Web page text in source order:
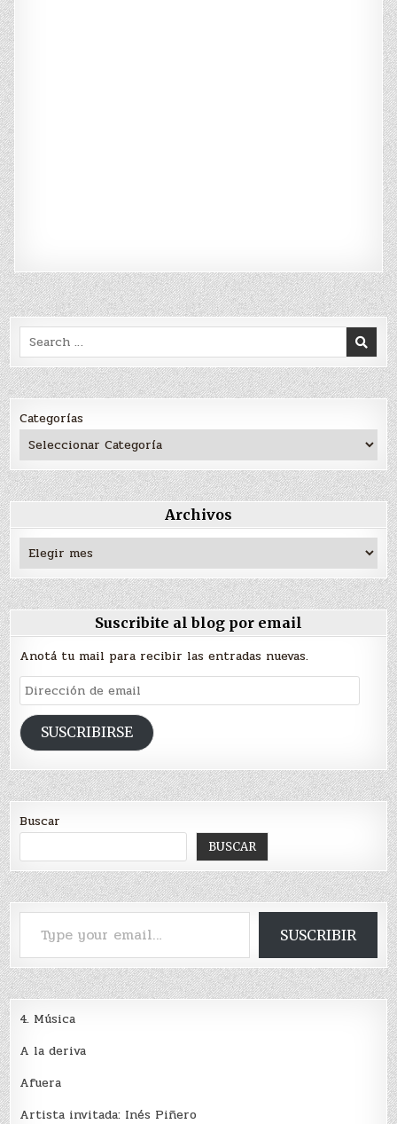
Search
for:
Categorías
Archivos
Archivos
Suscribite al blog por email
Anotá tu mail para recibir las entradas nuevas.
Dirección
de
emailSUSCRIBIRSE
Buscar
BUSCAR
Type your email…
SUSCRIBIR
4. Música
A la deriva
Afuera
Artista invitada: Inés Piñero